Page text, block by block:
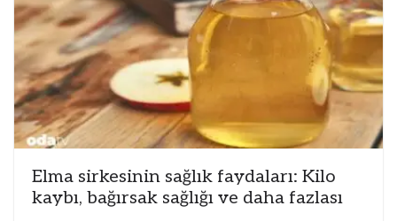
Elma sirkesinin sağlık faydaları: Kilo
kaybı, bağırsak sağlığı ve daha fazlası